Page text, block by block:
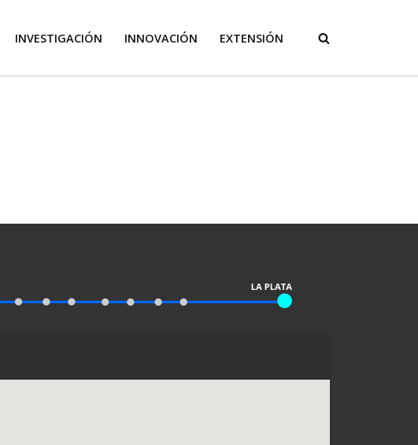
INVESTIGACIÓN INNOVACIÓN EXTENSIÓN